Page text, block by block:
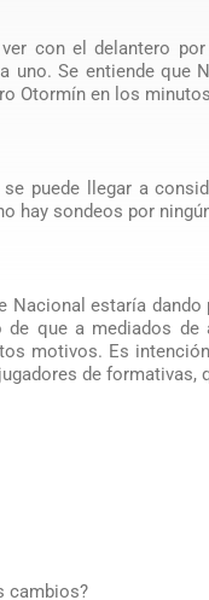
con el delantero
uno. Se entiende que
Otormín en los
puede llegar a
hay sondeos por
Nacional estaría
de que a mediados
motivos. Es
de